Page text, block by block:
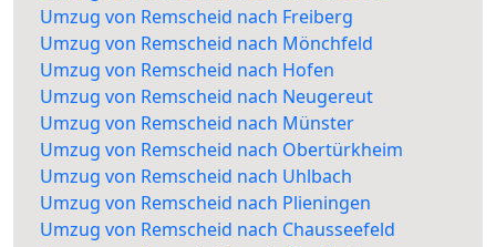
Umzug von Remscheid nach Freiberg
Umzug von Remscheid nach Mönchfeld
Umzug von Remscheid nach Hofen
Umzug von Remscheid nach Neugereut
Umzug von Remscheid nach Münster
Umzug von Remscheid nach Obertürkheim
Umzug von Remscheid nach Uhlbach
Umzug von Remscheid nach Plieningen
Umzug von Remscheid nach Chausseefeld